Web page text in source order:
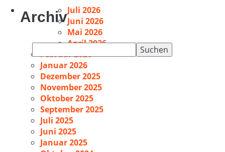
nach:
ArchivJuli 2026
Juni 2026
Mai 2026
April 2026
Februar 2026
Januar 2026
Dezember 2025
November 2025
Oktober 2025
September 2025
Juli 2025
Juni 2025
Januar 2025